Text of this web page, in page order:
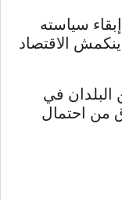
سياسته
الاقتصاد
البلدان في
من احتمال